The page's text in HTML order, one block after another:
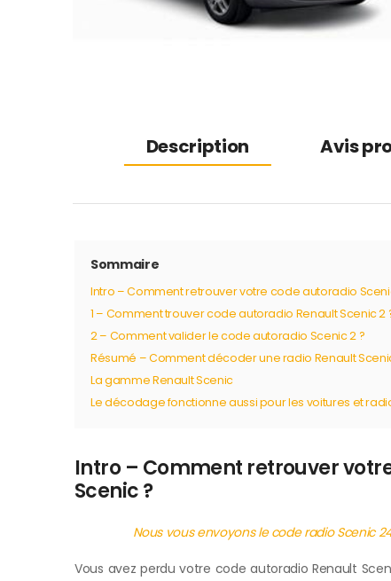
Description Avis
Sommaire
Intro – Comment retrouver votre code autoradio
1 – Comment trouver code autoradio Renault Scenic 2
2 – Comment valider le code autoradio Scenic 2 ?
Résumé – Comment décoder une radio Renault
La gamme Renault Scenic
Le décodage fonctionne aussi pour les voitures et
Intro – Comment retrouver
Scenic ?
Nous vous envoyons le code radio Scenic
Vous avez perdu votre code autoradio Renault